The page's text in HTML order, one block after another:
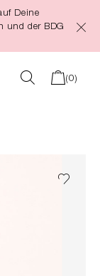
Deine
und der BDG
(0)